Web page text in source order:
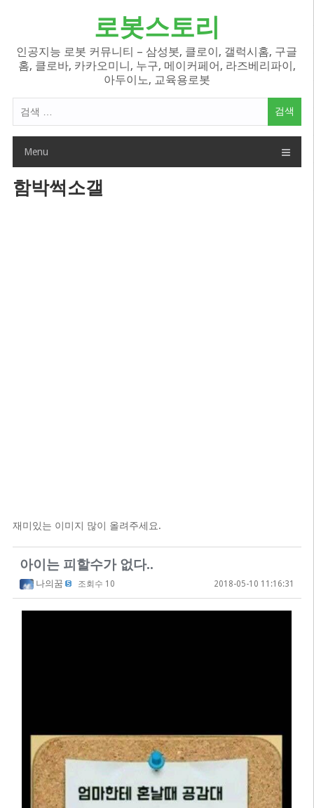
로봇스토리
인공지능 로봇 커뮤니티 – 삼성봇, 클로이, 갤럭시홈, 구글
홈, 클로바, 카카오미니, 누구, 메이커페어, 라즈베리파이,
아두이노, 교육용로봇
색
Menu
함박썩소갤
재미있는 이미지 많이 올려주세요.
아이는 피할수가 없다..
나의꿈 조회수 10 2018-05-10 11:16:31